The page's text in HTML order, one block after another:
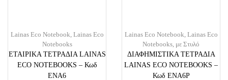
Lainas Eco Notebook Lainas Eco
Notebooks
ΕΤΑΙΡΙΚΑ ΤΕΤΡΑΔΙΑ LAINAS
ECO NOTEBOOKS – Κωδ
ENA6
Lainas Eco Notebook Lainas Eco
Notebooks με Στυλό
ΔΙΑΦΗΜΙΣΤΙΚΑ ΤΕΤΡΑΔΙΑ
LAINAS ECO NOTEBOOKS –
Κωδ ENA6P